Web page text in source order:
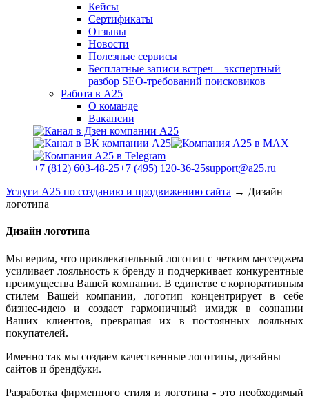
Кейсы
Сертификаты
Отзывы
Новости
Полезные сервисы
Бесплатные записи встреч – экспертный
разбор SEO-требований поисковиков
Работа в А25
О команде
Вакансии
+7 (812) 603-48-25+7 (495) 120-36-25support@a25.ru
Услуги А25 по созданию и продвижению сайта → Дизайн
логотипа
Дизайн логотипа
Мы верим, что привлекательный логотип с четким месседжем
усиливает лояльность к бренду и подчеркивает конкурентные
преимущества Вашей компании. В единстве с корпоративным
стилем Вашей компании, логотип концентрирует в себе
бизнес-идею и создает гармоничный имидж в сознании
Ваших клиентов, превращая их в постоянных лояльных
покупателей.
Именно так мы создаем качественные логотипы, дизайны
сайтов и брендбуки.
Разработка фирменного стиля и логотипа - это необходимый